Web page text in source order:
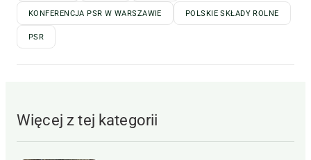
KONFERENCJA PSR W WARSZAWIE POLSKIE SKŁADY ROLNE
PSR
Więcej z tej kategorii